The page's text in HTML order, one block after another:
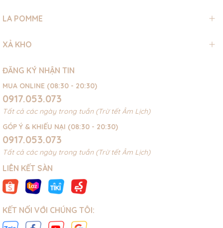
LA POMME
XẢ KHO
ĐĂNG KÝ NHẬN TIN
MUA ONLINE (08:30 - 20:30)
0917.053.073
Tất cả các ngày trong tuần (Trừ tết Âm Lịch)
GÓP Ý & KHIẾU NẠI (08:30 - 20:30)
0917.053.073
Tất cả các ngày trong tuần (Trừ tết Âm Lịch)
LIÊN KẾT SÀN
KẾT NỐI VỚI CHÚNG TÔI: